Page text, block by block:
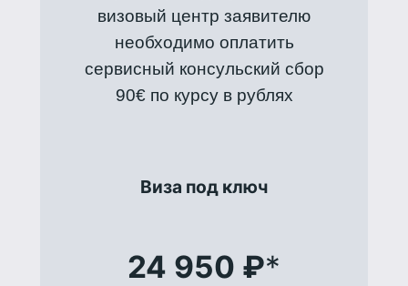
визовый центр заявителю
необходимо оплатить
сервисный консульский сбор
90€ по курсу в рублях
Виза под ключ
24 950 ₽*